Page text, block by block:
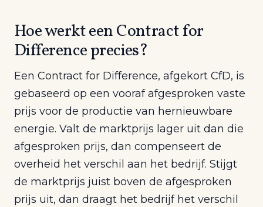
Hoe werkt een Contract for
Difference precies?
Een Contract for Difference, afgekort CfD, is
gebaseerd op een vooraf afgesproken vaste
prijs voor de productie van hernieuwbare
energie. Valt de marktprijs lager uit dan die
afgesproken prijs, dan compenseert de
overheid het verschil aan het bedrijf. Stijgt
de marktprijs juist boven de afgesproken
prijs uit, dan draagt het bedrijf het verschil